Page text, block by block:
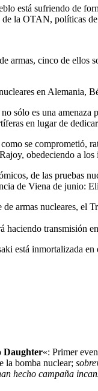
está sufriendo de
la OTAN, políticas
armas, cinco de
en Alemania,
sólo es una
en lugar de
se comprometió,
obedeciendo a
de las pruebas
de Viena de junio:
armas nucleares,
transmisión
está inmortalizada
Daughter«: Primer
la bomba nuclear;
hecho campaña